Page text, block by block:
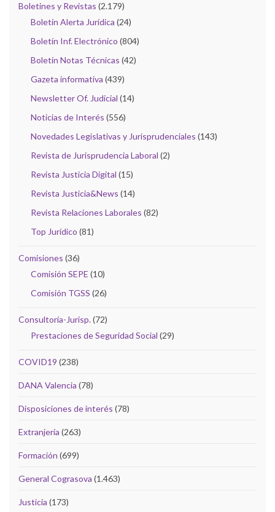
Boletines y Revistas (2.179)
Boletín Alerta Jurídica (24)
Boletín Inf. Electrónico (804)
Boletín Notas Técnicas (42)
Gazeta informativa (439)
Newsletter Of. Judicial (14)
Noticias de Interés (556)
Novedades Legislativas y Jurisprudenciales (143)
Revista de Jurisprudencia Laboral (2)
Revista Justicia Digital (15)
Revista Justicia&News (14)
Revista Relaciones Laborales (82)
Top Jurídico (81)
Comisiones (36)
Comisión SEPE (10)
Comisión TGSS (26)
Consultoría-Jurisp.(72)
Prestaciones de Seguridad Social (29)
COVID19 (238)
DANA Valencia (78)
Disposiciones de interés (78)
Extranjería (263)
Formación (699)
General Cograsova (1.463)
Justicia (173)